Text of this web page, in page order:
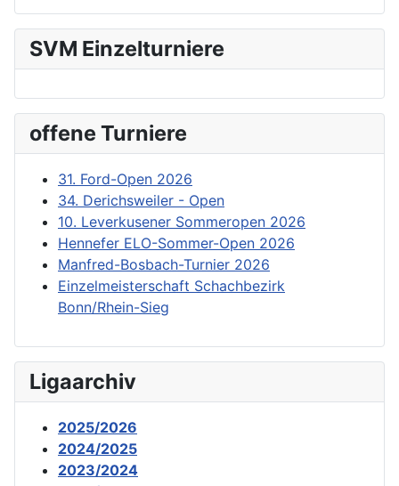
SVM Einzelturniere
offene Turniere
31. Ford-Open 2026
34. Derichsweiler - Open
10. Leverkusener Sommeropen 2026
Hennefer ELO-Sommer-Open 2026
Manfred-Bosbach-Turnier 2026
Einzelmeisterschaft Schachbezirk
Bonn/Rhein-Sieg
Ligaarchiv
2025/2026
2024/2025
2023/2024